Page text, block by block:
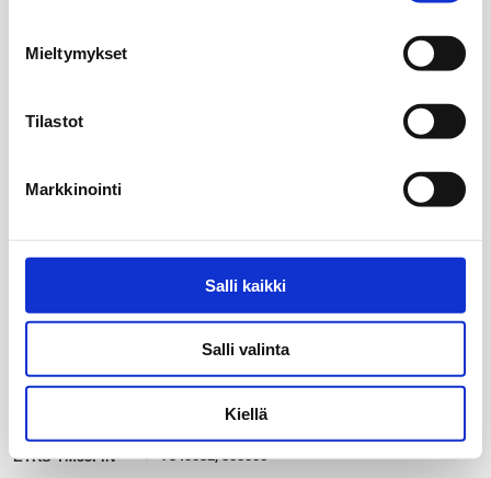
Mieltymykset
Tilastot
Markkinointi
Salli kaikki
Salli valinta
Kiellä
my_location
7340032, 500000